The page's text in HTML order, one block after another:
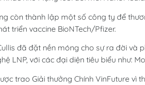
còn thành lập một số công ty để
triển vaccine BioNTech/Pfizer.
đã đặt nền móng cho sự ra đời và
LNP, với các đại diện tiêu biểu như:
trao Giải thưởng Chính VinFuture